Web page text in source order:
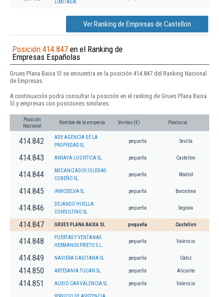
LIMITADA.
Ver Ranking de Empresas de Castellon
Posición 414.847 en el Ranking de
Empresas Españolas
Grues Plana Baixa Sl se encuentra en la posición 414.847 del Ranking Nacional
de Empresas.
A continuación podrá consultar la posición en el ranking de Grues Plana Baixa
Sl y empresas con posiciones similares:
Posición
Nacional
Nombre de la empresa Ventas (€) Provincia
414.842
ADE AGENCIA DE LA
PROPIEDAD SL
pequeña Sevilla
414.843 ANSAYA LOGISTICA SL. pequeña Castellon
414.844
MECANIZADOS IGLESIAS
COBEÑO SL.
pequeña Madrid
414.845 INMOSELVA SL pequeña Barcelona
414.846
DEJANDO HUELLA
CONSULTING SL.
pequeña Segovia
414.847 GRUES PLANA BAIXA SL pequeña Castellon
414.848
PUERTAS Y VENTANAS
HERMANOS PRIETO S.L.
pequeña Valencia
414.849 NAVIERA GADITANA SL pequeña Cádiz
414.850 ARTESANIA TUCAN SL pequeña Alicante
414.851 AUDIO CAR VALENCIA SL pequeña Valencia